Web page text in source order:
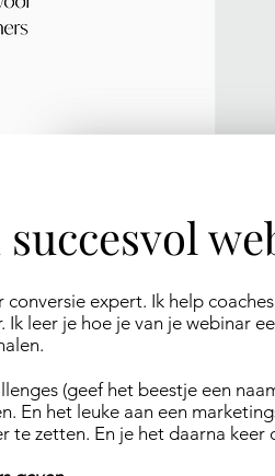
expert. Ik help
Ik leer je hoe je van je webinar
(geef het beestje een
En het leuke aan een
te zetten. En je het daarna keer